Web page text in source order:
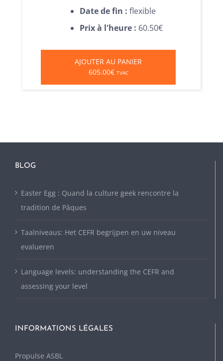
Date de fin :flexible
Prix à l'heure : 60.50€
AJOUTER AU PANIER
605.00€ TVAC
BLOG
Easter Egg : Quand la culture geek rencontre la
tradition de Pâques
Taalniveaus: Het CEFR begrijpen en uw niveau
evalueren
Language levels: understanding the CEFR and
assessing your level
INFORMATIONS LÉGALES
Propulse ASBL